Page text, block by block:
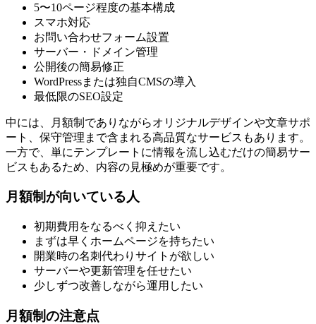
5〜10ページ程度の基本構成
スマホ対応
お問い合わせフォーム設置
サーバー・ドメイン管理
公開後の簡易修正
WordPressまたは独自CMSの導入
最低限のSEO設定
中には、月額制でありながらオリジナルデザインや文章サポ
ート、保守管理まで含まれる高品質なサービスもあります。
一方で、単にテンプレートに情報を流し込むだけの簡易サー
ビスもあるため、内容の見極めが重要です。
月額制が向いている人
初期費用をなるべく抑えたい
まずは早くホームページを持ちたい
開業時の名刺代わりサイトが欲しい
サーバーや更新管理を任せたい
少しずつ改善しながら運用したい
月額制の注意点